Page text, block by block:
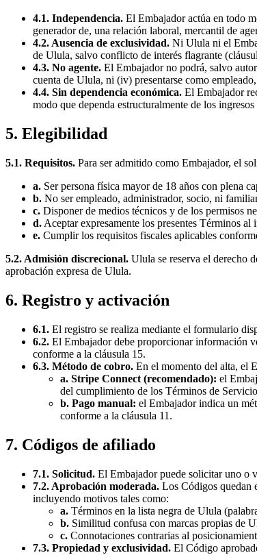
4.1. Independencia. El Embajador actúa en todo
generador de, una relación laboral, mercantil de
4.2. Ausencia de exclusividad. Ni Ulula ni el
de Ulula, salvo conflicto de interés flagrante
4.3. No agente. El Embajador no podrá, salvo
cuenta de Ulula, ni (iv) presentarse como
4.4. Sin dependencia económica. El Embajador
modo que dependa estructuralmente de los
5. Elegibilidad
5.1. Requisitos. Para ser admitido como Embajador, el
a. Ser persona física mayor de 18 años con plena
b. No ser empleado, administrador, socio, ni
c. Disponer de medios técnicos y de los permisos
d. Aceptar expresamente los presentes Términos al
e. Cumplir los requisitos fiscales aplicables
5.2. Admisión discrecional. Ulula se reserva el derecho
aprobación expresa de Ulula.
6. Registro y activación
6.1. El registro se realiza mediante el formulario
6.2. El Embajador debe proporcionar información
conforme a la cláusula 15.
6.3. Método de cobro. En el momento del alta, el
a. Stripe Connect (recomendado): el
del cumplimiento de los Términos de
b. Pago manual: el Embajador indica un
conforme a la cláusula 11.
7. Códigos de afiliado
7.1. Solicitud. El Embajador puede solicitar uno o
7.2. Aprobación moderada. Los Códigos quedan
incluyendo motivos tales como:
a. Términos en la lista negra de Ulula
b. Similitud confusa con marcas propias de
c. Connotaciones contrarias al
7.3. Propiedad y exclusividad. El Código